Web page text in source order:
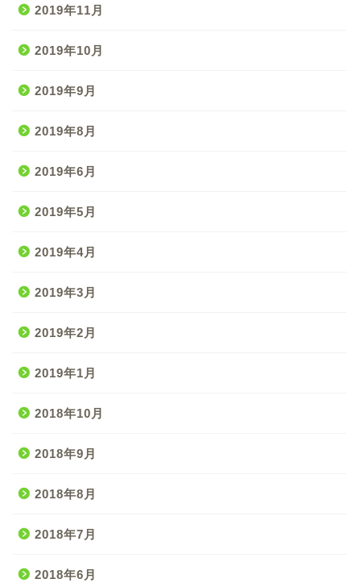
2019年11月
2019年10月
2019年9月
2019年8月
2019年6月
2019年5月
2019年4月
2019年3月
2019年2月
2019年1月
2018年10月
2018年9月
2018年8月
2018年7月
2018年6月